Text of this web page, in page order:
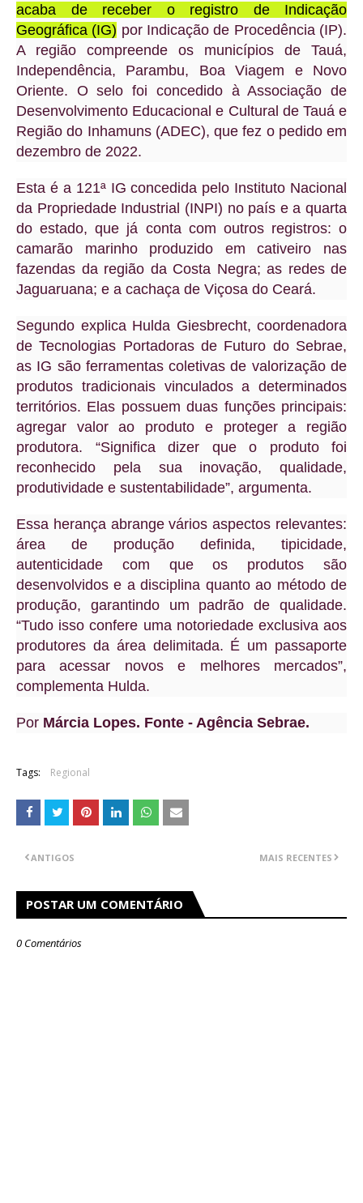
acaba de receber o registro de Indicação
Geográfica (IG) por Indicação de Procedência (IP).
A região compreende os municípios de Tauá,
Independência, Parambu, Boa Viagem e Novo
Oriente. O selo foi concedido à Associação de
Desenvolvimento Educacional e Cultural de Tauá e
Região do Inhamuns (ADEC), que fez o pedido em
dezembro de 2022.
Esta é a 121ª IG concedida pelo Instituto Nacional
da Propriedade Industrial (INPI) no país e a quarta
do estado, que já conta com outros registros: o
camarão marinho produzido em cativeiro nas
fazendas da região da Costa Negra; as redes de
Jaguaruana; e a cachaça de Viçosa do Ceará.
Segundo explica Hulda Giesbrecht, coordenadora
de Tecnologias Portadoras de Futuro do Sebrae,
as IG são ferramentas coletivas de valorização de
produtos tradicionais vinculados a determinados
territórios. Elas possuem duas funções principais:
agregar valor ao produto e proteger a região
produtora. “Significa dizer que o produto foi
reconhecido pela sua inovação, qualidade,
produtividade e sustentabilidade”, argumenta.
Essa herança abrange vários aspectos relevantes:
área de produção definida, tipicidade,
autenticidade com que os produtos são
desenvolvidos e a disciplina quanto ao método de
produção, garantindo um padrão de qualidade.
“Tudo isso confere uma notoriedade exclusiva aos
produtores da área delimitada. É um passaporte
para acessar novos e melhores mercados”,
complementa Hulda.
Por Márcia Lopes. Fonte - Agência Sebrae.
Tags: Regional
MAIS RECENTES
ANTIGOS
POSTAR UM COMENTÁRIO
0 Comentários